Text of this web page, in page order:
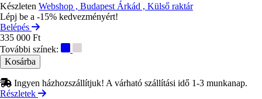
Készleten Webshop , Budapest Árkád , Külső raktár
Lépj be a -15% kedvezményért!
Belépés
335 000 Ft
További színek:
Ingyen házhozszállítjuk! A várható szállítási idő 1-3 munkanap.
Részletek